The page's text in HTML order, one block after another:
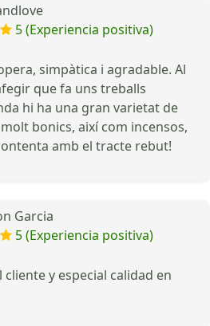
5 (Experiencia positiva)
simpàtica i agradable. Al
que fa uns treballs
hi ha una gran varietat de
bonics, així com incensos,
amb el tracte rebut!
Garcia
5 (Experiencia positiva)
y especial calidad en